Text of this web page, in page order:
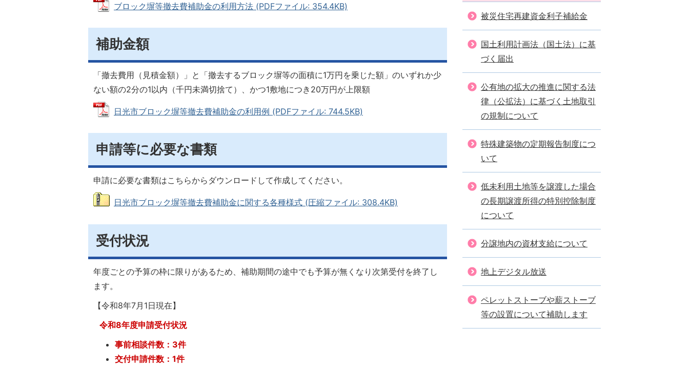
ブロック塀等撤去費補助金の利用方法 (PDFファイル: 354.4KB)
補助金額
「撤去費用（見積金額）」と「撤去するブロック塀等の面積に1万円を乗じた額」のいずれか少
ない額の2分の1以内（千円未満切捨て）、かつ1敷地につき20万円が上限額
日光市ブロック塀等撤去費補助金の利用例 (PDFファイル: 744.5KB)
申請等に必要な書類
申請に必要な書類はこちらからダウンロードして作成してください。
日光市ブロック塀等撤去費補助金に関する各種様式 (圧縮ファイル: 308.4KB)
受付状況
年度ごとの予算の枠に限りがあるため、補助期間の途中でも予算が無くなり次第受付を終了し
ます。
【令和8年7月1日現在】
令和8年度申請受付状況
事前相談件数：3件
交付申請件数：1件
被災住宅再建資金利子補給金
国土利用計画法（国土法）に基
づく届出
公有地の拡大の推進に関する法
律（公拡法）に基づく土地取引
の規制について
特殊建築物の定期報告制度につ
いて
低未利用土地等を譲渡した場合
の長期譲渡所得の特別控除制度
について
分譲地内の資材支給について
地上デジタル放送
ペレットストーブや薪ストーブ
等の設置について補助します